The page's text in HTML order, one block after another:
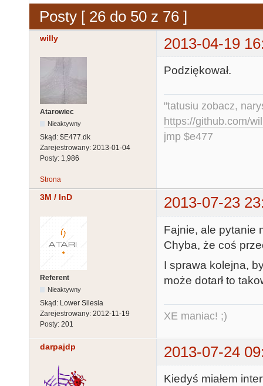
Posty [ 26 do 50 z 76 ]
willy 2013-04-19
Atarowiec
Nieaktywny
Skąd: $E477.dk
Zarejestrowany: 2013-01-04
Posty: 1,986
Podziękował.
"tatusiu zobacz,
https://github.com/
jmp $e477
Strona
3M / InD 2013-07-23
Referent
Nieaktywny
Skąd: Lower Silesia
Zarejestrowany: 2012-11-19
Posty: 201
Fajnie, ale pytanie
Chyba, że coś
I sprawa kolejna,
może dotarł to
XE maniac! ;)
darpajdp 2013-07-24
Kiedyś miałem